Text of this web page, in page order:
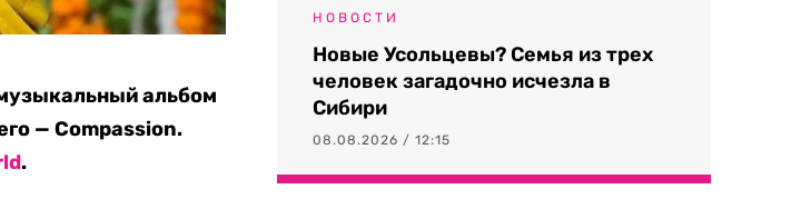
альбом
— Compassion.
.
НОВОСТИ
Новые Усольцевы? Семья из трех
человек загадочно исчезла в
Сибири
08.08.2026 / 12:15